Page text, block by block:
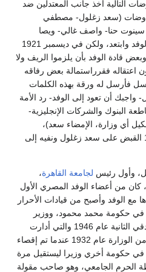
التالية أخذ جانب المعتدلين ضد
(سعد زغلول- مصطفي
حنا- واصف غالي- ويصا
واصف)، ولم يلبث أن خرج من الوفد وابتعد، ولكن في ديسمبر 1921
قادة الوفد بأن يلزموا الريف ولا
اعتقاله فقرراستمالة بعض رفاقه
فأرسل له ورقة بهذه الكلمات
واجبك أن تعود إلى الوفد- رد الأمة
البنوك والشركات الإنجليزية-
أي وزارة، الإمضاء سعد)،
وبالفعل تم في 23 ديسمبر 1921 القبض على سعد زغلول ونفيه إلى
وأول رئيس لجامعة القاهرة،
كان من أعضاء الوفد المصري الأول
مع الوفد وأصبح من قيادات الأحرار
في حكومة محمد محمود، ووزير
خارجية في حكومة إسماعيل صدقي الثانية عام 1946 والتي أدارت
مفاوضات صدقي-بيفن، استقال من الوزارة عام 1932 عندما تم إقصاء
حكومة أخري وزيرا ليستقيل مرة
الشرطة الحرم الجامعي، وهو صاحب مقولة